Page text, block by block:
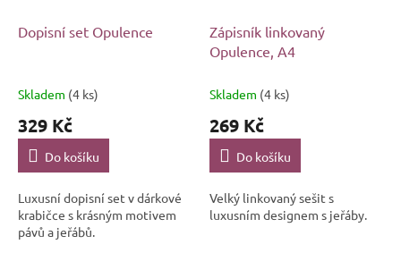
Dopisní set Opulence
Skladem (4 ks)
329 Kč
Do košíku
Luxusní dopisní set v dárkové
krabičce s krásným motivem
pávů a jeřábů.
Zápisník linkovaný
Opulence, A4
Skladem (4 ks)
269 Kč
Do košíku
Velký linkovaný sešit s
luxusním designem s jeřáby.